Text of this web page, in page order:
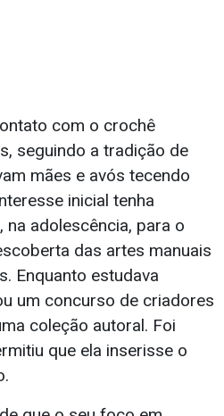
com o crochê
seguindo a tradição de
mães e avós tecendo
inicial tenha
adolescência, para o
das artes manuais
Enquanto estudava
um concurso de criadores
coleção autoral. Foi
que ela inserisse o